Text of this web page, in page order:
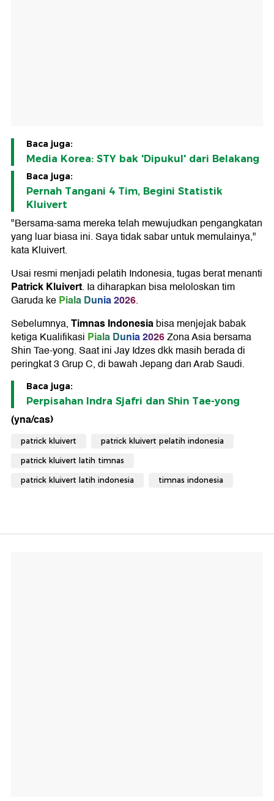
Baca juga:
Media Korea: STY bak 'Dipukul' dari Belakang
Baca juga:
Pernah Tangani 4 Tim, Begini Statistik
Kluivert
"Bersama-sama mereka telah mewujudkan pengangkatan
yang luar biasa ini. Saya tidak sabar untuk memulainya,"
kata Kluivert.
Usai resmi menjadi pelatih Indonesia, tugas berat menanti
Patrick Kluivert. Ia diharapkan bisa meloloskan tim
Garuda kePiala Dunia 2026.
Sebelumnya,Timnas Indonesiabisa menjejak babak
ketiga Kualifikasi Piala Dunia 2026Zona Asia bersama
Shin Tae-yong. Saat ini Jay Idzes dkk masih berada di
peringkat 3 Grup C, di bawah Jepang dan Arab Saudi.
Baca juga:
Perpisahan Indra Sjafri dan Shin Tae-yong
(yna/cas)
patrick kluivert patrick kluivert pelatih indonesia
patrick kluivert latih timnas
patrick kluivert latih indonesia timnas indonesia